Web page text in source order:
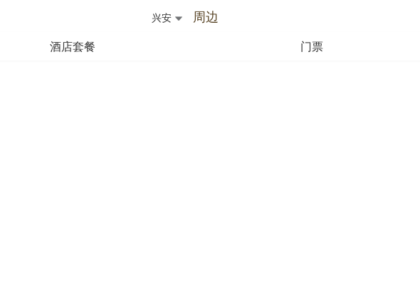
兴安 周边
酒店套餐 门票